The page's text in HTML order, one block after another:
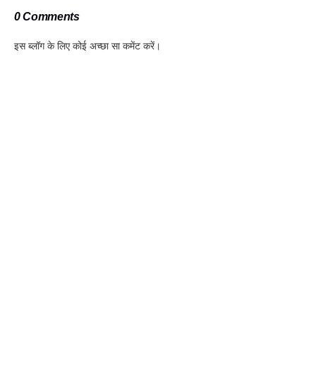
0 Comments
इस ब्लॉग के लिए कोई अच्छा सा कमेंट करें।